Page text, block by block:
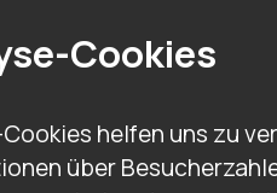
Cookies
helfen uns zu
über